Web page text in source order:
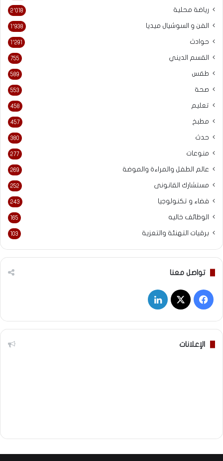
رياضة محلية 2٬018
الفن و السوشيال ميديا 1٬938
حوادث 1٬291
القسم الديني 755
طقس 589
صحة 553
تعليم 458
مطبخ 457
حدث 380
منوعات 277
عالم الطفل والمراءة والموضة 269
مستشارك القانونى 252
فضاء و تكنولوجيا 243
الوظائف خاليه 165
برقيات التهنئة والتعزية 103
تواصل معنا
فيسبوك
‫X لينكدإن
الإعلانات